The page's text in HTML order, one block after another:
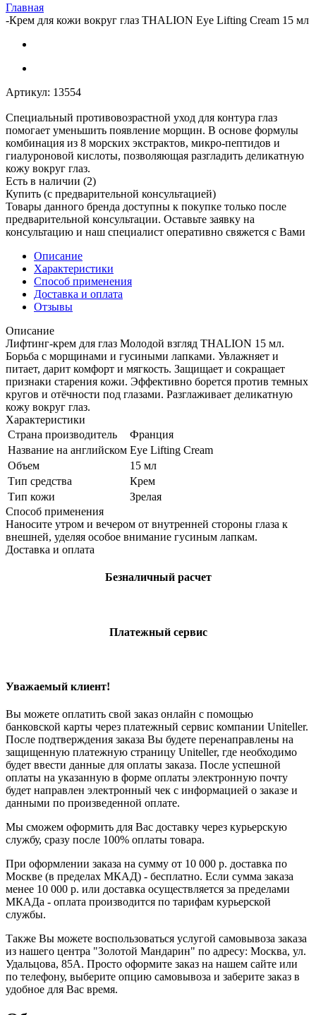
Главная
-Крем для кожи вокруг глаз THALION Eye Lifting Cream 15 мл
Артикул: 13554
Специальный противовозрастной уход для контура глаз
помогает уменьшить появление морщин. В основе формулы
комбинация из 8 морских экстрактов, микро‐пептидов и
гиалуроновой кислоты, позволяющая разгладить деликатную
кожу вокруг глаз.
Есть в наличии (2)
Купить (с предварительной консультацией)
Товары данного бренда доступны к покупке только после
предварительной консультации. Оставьте заявку на
консультацию и наш специалист оперативно свяжется с Вами
Описание
Характеристики
Способ применения
Доставка и оплата
Отзывы
Описание
Лифтинг-крем для глаз Молодой взгляд THALION 15 мл.
Борьба с морщинами и гусиными лапками. Увлажняет и
питает, дарит комфорт и мягкость. Защищает и сокращает
признаки старения кожи. Эффективно борется против темных
кругов и отёчности под глазами. Разглаживает деликатную
кожу вокруг глаз.
Характеристики
Страна производитель
Франция
Название на английском Eye Lifting Cream
Объем
15 мл
Тип средства
Крем
Тип кожи
Зрелая
Способ применения
Наносите утром и вечером от внутренней стороны глаза к
внешней, уделяя особое внимание гусиным лапкам.
Доставка и оплата
Безналичный расчет
Платежный сервис
Уважаемый клиент!
Вы можете оплатить свой заказ онлайн с помощью
банковской карты через платежный сервис компании Uniteller.
После подтверждения заказа Вы будете перенаправлены на
защищенную платежную страницу Uniteller, где необходимо
будет ввести данные для оплаты заказа. После успешной
оплаты на указанную в форме оплаты электронную почту
будет направлен электронный чек с информацией о заказе и
данными по произведенной оплате.
Мы сможем оформить для Вас доставку через курьерскую
службу, сразу после 100% оплаты товара.
При оформлении заказа на сумму от 10 000 р. доставка по
Москве (в пределах МКАД) - бесплатно. Если сумма заказа
менее 10 000 р. или доставка осуществляется за пределами
МКАДа - оплата производится по тарифам курьерской
службы.
Также Вы можете воспользоваться услугой самовывоза заказа
из нашего центра "Золотой Мандарин" по адресу: Москва, ул.
Удальцова, 85А. Просто оформите заказ на нашем сайте или
по телефону, выберите опцию самовывоза и заберите заказ в
удобное для Вас время.